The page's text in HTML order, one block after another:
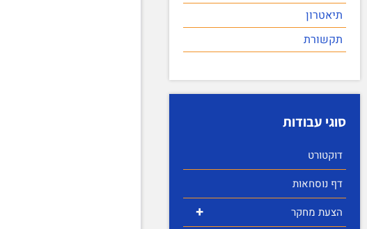
תיאטרון
תקשורת
סוגי עבודות
דוקטורט
דף נוסחאות
+ הצעת מחקר